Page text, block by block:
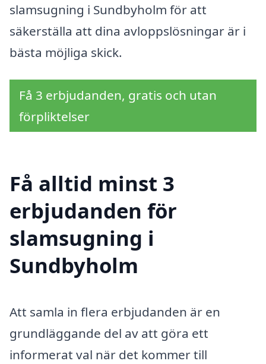
slamsugning i Sundbyholm för att
säkerställa att dina avloppslösningar är i
bästa möjliga skick.
Få 3 erbjudanden, gratis och utan
förpliktelser
Få alltid minst 3
erbjudanden för
slamsugning i
Sundbyholm
Att samla in flera erbjudanden är en
grundläggande del av att göra ett
informerat val när det kommer till